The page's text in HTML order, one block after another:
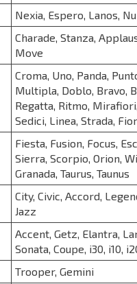
Nexia, Espero, Lanos,
Charade, Stanza,
Move
Croma, Uno, Panda,
Multipla, Doblo, Bravo,
Regatta, Ritmo, Mirafiori,
Sedici, Linea, Strada,
Fiesta, Fusion, Focus,
Sierra, Scorpio, Orion,
Granada, Taurus, Taunus
City, Civic, Accord,
Jazz
Accent, Getz, Elantra,
Sonata, Coupe, i30, i10,
Trooper, Gemini